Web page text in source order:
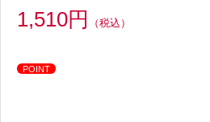
1,510円 （税込）
POINT